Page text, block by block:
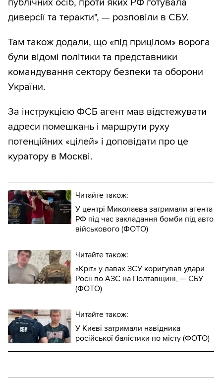
публічних осіб, проти яких РФ готувала
диверсії та теракти", — розповіли в СБУ.
Там також додали, що «під прицілом» ворога
були відомі політики та представники
командування сектору безпеки та оборони
України.
За інструкцією ФСБ агент мав відстежувати
адреси помешкань і маршрути руху
потенційних «цілей» і доповідати про це
куратору в Москві.
Читайте також:
У центрі Миколаєва затримали агента
РФ під час закладання бомби під авто
військового (ФОТО)
Читайте також:
«Кріт» у лавах ЗСУ коригував удари
Росії по АЗС на Полтавщині, — СБУ
(ФОТО)
Читайте також:
У Києві затримали навідника
російської балістики по місту (ФОТО)